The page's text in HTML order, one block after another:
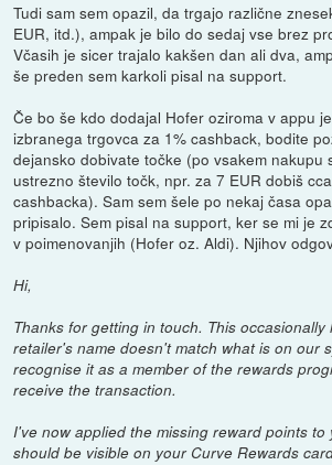
Tudi sam sem opazil, da trgajo različne
EUR, itd.), ampak je bilo do sedaj vse brez
Včasih je sicer trajalo kakšen dan ali dva,
še preden sem karkoli pisal na support.
Če bo še kdo dodajal Hofer oziroma v appu
izbranega trgovca za 1% cashback, bodite
dejansko dobivate točke (po vsakem nakupu
ustrezno število točk, npr. za 7 EUR dobiš
cashbacka). Sam sem šele po nekaj časa
pripisalo. Sem pisal na support, ker se mi je
v poimenovanjih (Hofer oz. Aldi). Njihov
Hi,
Thanks for getting in touch. This
retailer's name doesn't match what is on our
recognise it as a member of the rewards
receive the transaction.
I've now applied the missing reward points to
should be visible on your Curve Rewards